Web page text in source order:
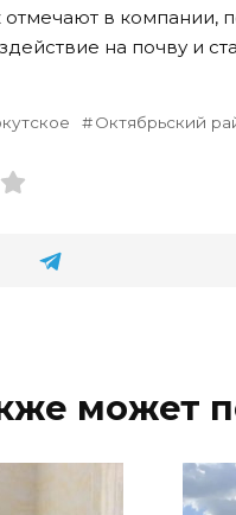
отмечают в компании,
на почву и
Октябрьский
может